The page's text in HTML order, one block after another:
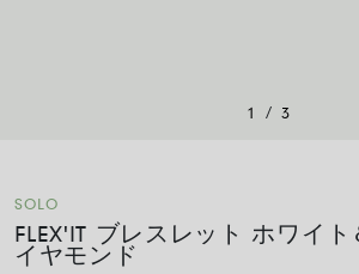
1 / 3
SOLO
FLEX'IT ブレスレット ホワイ
イヤモンド